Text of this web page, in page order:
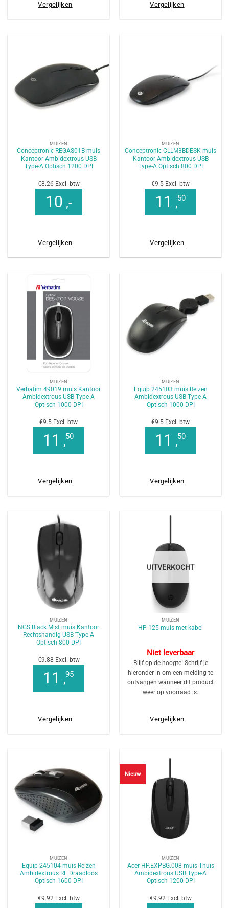
Vergelijken Vergelijken
MUIZEN
Conceptronic REGAS01B muis
Kantoor Ambidextrous USB
Type-A Optisch 1200 DPI
€8.26 Excl. btw
10 ,-
Vergelijken
MUIZEN
Conceptronic CLLM3BDESK muis
Kantoor Ambidextrous USB
Type-A Optisch 800 DPI
€9.5 Excl. btw
11 ,50
Vergelijken
MUIZEN
Verbatim 49019 muis Kantoor
Ambidextrous USB Type-A
Optisch 1000 DPI
€9.5 Excl. btw
11 ,50
Vergelijken
MUIZEN
Equip 245103 muis Reizen
Ambidextrous USB Type-A
Optisch 1000 DPI
€9.5 Excl. btw
11 ,50
Vergelijken
MUIZEN
NGS Black Mist muis Kantoor
Rechtshandig USB Type-A
Optisch 800 DPI
€9.88 Excl. btw
11 ,95
Vergelijken
UITVERKOCHT
MUIZEN
HP 125 muis met kabel
Niet leverbaar
Blijf op de hoogte! Schrijf je
hieronder in om een melding te
ontvangen wanneer dit product
weer op voorraad is.
Vergelijken
MUIZEN
Equip 245104 muis Reizen
Ambidextrous RF Draadloos
Optisch 1600 DPI
€9.92 Excl. btw
Nieuw
MUIZEN
Acer HP.EXPBG.008 muis Thuis
Ambidextrous USB Type-A
Optisch 1200 DPI
€9.92 Excl. btw